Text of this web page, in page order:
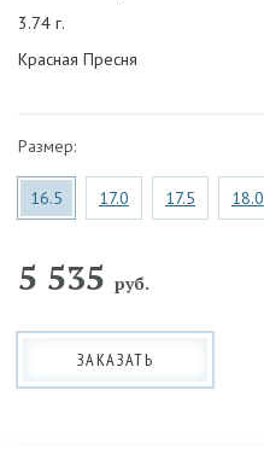
3.74 г.
Красная Пресня
Размер:
16.5 17.0 17.5 18.0
5 535 руб.
ЗАКАЗАТЬ